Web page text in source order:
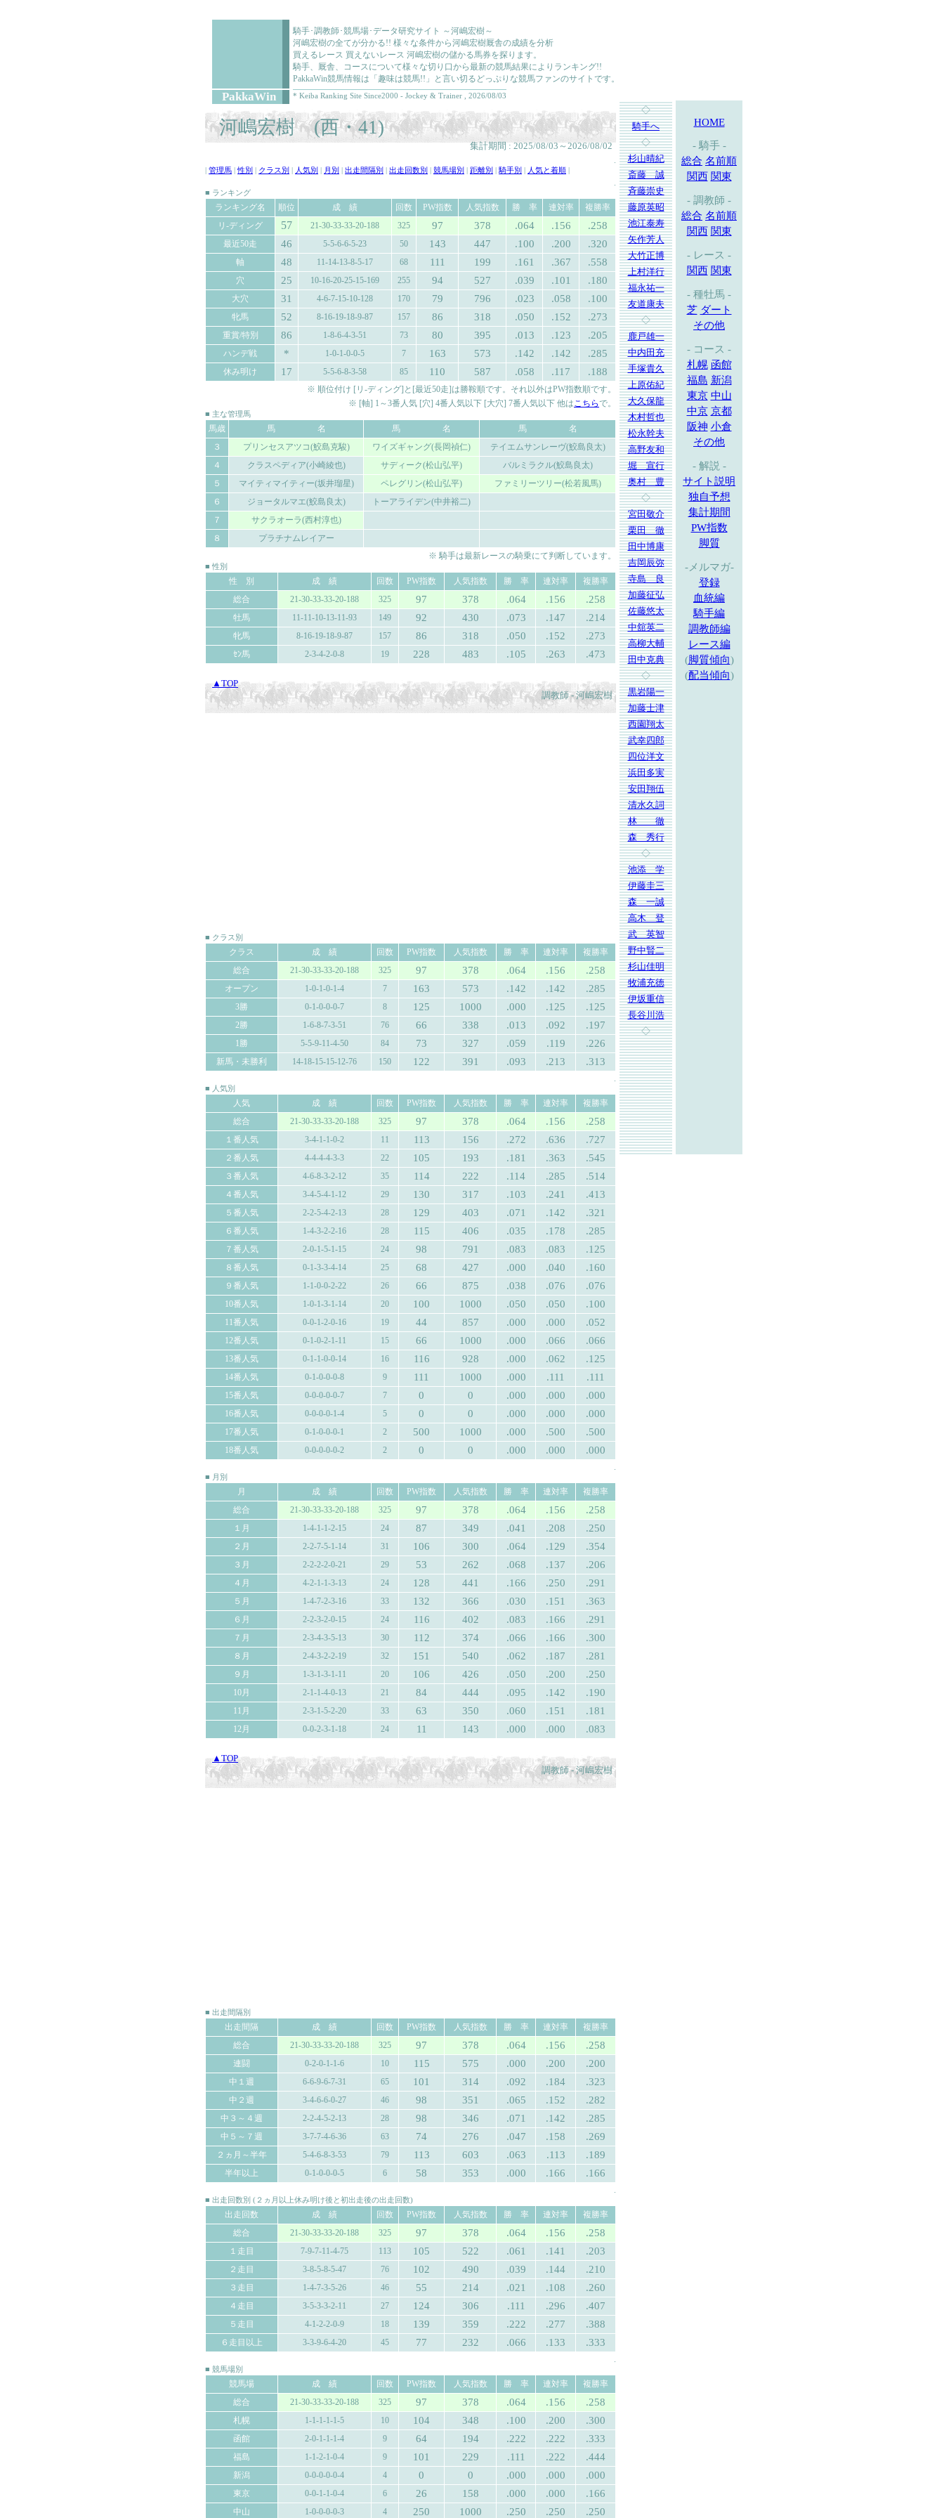
騎手･調教師･競馬場･データ研究サイト ～河嶋宏樹～
河嶋宏樹の全てが分かる!! 様々な条件から河嶋宏樹厩舎の成績を分析
買えるレース 買えないレース 河嶋宏樹の儲かる馬券を探ります。
騎手、厩舎、コースについて様々な切り口から最新の競馬結果によりランキング!!
PakkaWin競馬情報は「趣味は競馬!!」と言い切るどっぷりな競馬ファンのサイトです。
PakkaWin * Keiba Ranking Site Since2000 - Jockey & Trainer , 2026/08/03
河嶋宏樹 (西・41)
集計期間 : 2025/08/03～2026/08/02
.
管理馬 |性別 クラス別 人気別 月別 出走間隔別 出走回数別 競馬場別 距離別 騎手別 人気と着順
.
■ ランキング
ランキング名 順位 成 績 回数 PW指数 人気指数 勝 率 連対率
複勝率
リ-ディング
57 21-30-33-33-20-188 325 97 378 .064 .156 .258
最近50走 46 5-5-6-6-5-23 50 143 447 .100 .200 .320
軸 48 11-14-13-8-5-17 68 111 199 .161 .367 .558
穴 25 10-16-20-25-15-169 255 94 527 .039 .101 .180
大穴 31 4-6-7-15-10-128 170 79 796 .023 .058 .100
牝馬 52 8-16-19-18-9-87 157 86 318 .050 .152 .273
重賞/特別 86 1-8-6-4-3-51 73 80 395 .013 .123 .205
ハンデ戦 * 1-0-1-0-0-5 7 163 573 .142 .142 .285
休み明け 17 5-5-6-8-3-58 85 110 587 .058 .117 .188
※ 順位付け [リ-ディング]と[最近50走]は勝鞍順です。それ以外はPW指数順です。
※ [軸] 1～3番人気 [穴] 4番人気以下 [大穴] 7番人気以下 他はこちらで。
■ 主な管理馬
馬歳 馬 名 馬 名
馬 名
３
プリンセスアツコ(鮫島克駿) ワイズギャング(長岡禎仁)
テイエムサンレーヴ(鮫島良太)
４
クラスペディア(小崎綾也) サディーク(松山弘平)
バルミラクル(鮫島良太)
５
マイティマイティー(坂井瑠星) ペレグリン(松山弘平)
ファミリーツリー(松若風馬)
６
ジョータルマエ(鮫島良太)
トーアライデン(中井裕二)
７
サクラオーラ(西村淳也)
８
プラチナムレイアー
※ 騎手は最新レースの騎乗にて判断しています。
■ 性別
性 別 成 績 回数 PW指数 人気指数 勝 率 連対率
複勝率
総合
21-30-33-33-20-188 325 97 378 .064 .156 .258
牡馬 11-11-10-13-11-93 149 92 430 .073 .147 .214
牝馬 8-16-19-18-9-87 157 86 318 .050 .152 .273
ｾﾝ馬 2-3-4-2-0-8 19 228 483 .105 .263 .473
▲TOP
調教師 - 河嶋宏樹
■ クラス別
クラス 成 績 回数 PW指数 人気指数 勝 率 連対率
複勝率
総合
21-30-33-33-20-188 325 97 378 .064 .156 .258
オープン 1-0-1-0-1-4 7 163 573 .142 .142 .285
3勝 0-1-0-0-0-7 8 125 1000 .000 .125 .125
2勝 1-6-8-7-3-51 76 66 338 .013 .092 .197
1勝 5-5-9-11-4-50 84 73 327 .059 .119 .226
新馬・未勝利 14-18-15-15-12-76 150 122 391 .093 .213 .313
.
■ 人気別
人気 成 績 回数 PW指数 人気指数 勝 率 連対率
複勝率
総合
21-30-33-33-20-188 325 97 378 .064 .156 .258
１番人気 3-4-1-1-0-2 11 113 156 .272 .636 .727
２番人気 4-4-4-4-3-3 22 105 193 .181 .363 .545
３番人気 4-6-8-3-2-12 35 114 222 .114 .285 .514
４番人気 3-4-5-4-1-12 29 130 317 .103 .241 .413
５番人気 2-2-5-4-2-13 28 129 403 .071 .142 .321
６番人気 1-4-3-2-2-16 28 115 406 .035 .178 .285
７番人気 2-0-1-5-1-15 24 98 791 .083 .083 .125
８番人気 0-1-3-3-4-14 25 68 427 .000 .040 .160
９番人気 1-1-0-0-2-22 26 66 875 .038 .076 .076
10番人気 1-0-1-3-1-14 20 100 1000 .050 .050 .100
11番人気 0-0-1-2-0-16 19 44 857 .000 .000 .052
12番人気 0-1-0-2-1-11 15 66 1000 .000 .066 .066
13番人気 0-1-1-0-0-14 16 116 928 .000 .062 .125
14番人気 0-1-0-0-0-8 9 111 1000 .000 .111 .111
15番人気 0-0-0-0-0-7 7 0 0 .000 .000 .000
16番人気 0-0-0-0-1-4 5 0 0 .000 .000 .000
17番人気 0-1-0-0-0-1 2 500 1000 .000 .500 .500
18番人気 0-0-0-0-0-2 2 0 0 .000 .000 .000
.
■ 月別
月 成 績 回数 PW指数 人気指数 勝 率 連対率
複勝率
総合
21-30-33-33-20-188 325 97 378 .064 .156 .258
１月 1-4-1-1-2-15 24 87 349 .041 .208 .250
２月 2-2-7-5-1-14 31 106 300 .064 .129 .354
３月 2-2-2-2-0-21 29 53 262 .068 .137 .206
４月 4-2-1-1-3-13 24 128 441 .166 .250 .291
５月 1-4-7-2-3-16 33 132 366 .030 .151 .363
６月 2-2-3-2-0-15 24 116 402 .083 .166 .291
７月 2-3-4-3-5-13 30 112 374 .066 .166 .300
８月 2-4-3-2-2-19 32 151 540 .062 .187 .281
９月 1-3-1-3-1-11 20 106 426 .050 .200 .250
10月 2-1-1-4-0-13 21 84 444 .095 .142 .190
11月 2-3-1-5-2-20 33 63 350 .060 .151 .181
12月 0-0-2-3-1-18 24 11 143 .000 .000 .083
▲TOP
調教師 - 河嶋宏樹
■ 出走間隔別
出走間隔 成 績 回数 PW指数 人気指数 勝 率 連対率
複勝率
総合
21-30-33-33-20-188 325 97 378 .064 .156 .258
連闘 0-2-0-1-1-6 10 115 575 .000 .200 .200
中１週 6-6-9-6-7-31 65 101 314 .092 .184 .323
中２週 3-4-6-6-0-27 46 98 351 .065 .152 .282
中３～４週 2-2-4-5-2-13 28 98 346 .071 .142 .285
中５～７週 3-7-7-4-6-36 63 74 276 .047 .158 .269
２ヵ月～半年 5-4-6-8-3-53 79 113 603 .063 .113 .189
半年以上 0-1-0-0-0-5 6 58 353 .000 .166 .166
.
■ 出走回数別 (２ヵ月以上休み明け後と初出走後の出走回数)
出走回数 成 績 回数 PW指数 人気指数 勝 率 連対率
複勝率
総合
21-30-33-33-20-188 325 97 378 .064 .156 .258
１走目 7-9-7-11-4-75 113 105 522 .061 .141 .203
２走目 3-8-5-8-5-47 76 102 490 .039 .144 .210
３走目 1-4-7-3-5-26 46 55 214 .021 .108 .260
４走目 3-5-3-3-2-11 27 124 306 .111 .296 .407
５走目 4-1-2-2-0-9 18 139 359 .222 .277 .388
６走目以上 3-3-9-6-4-20 45 77 232 .066 .133 .333
.
■ 競馬場別
競馬場 成 績 回数 PW指数 人気指数 勝 率 連対率
複勝率
総合
21-30-33-33-20-188 325 97 378 .064 .156 .258
札幌 1-1-1-1-1-5 10 104 348 .100 .200 .300
函館 2-0-1-1-1-4 9 64 194 .222 .222 .333
福島 1-1-2-1-0-4 9 101 229 .111 .222 .444
新潟 0-0-0-0-0-4 4 0 0 .000 .000 .000
東京 0-0-1-1-0-4 6 26 158 .000 .000 .166
中山 1-0-0-0-0-3 4 250 1000 .250 .250 .250
◇
騎手へ
◇
杉山晴紀
斎藤 誠
斉藤崇史
藤原英昭
池江泰寿
矢作芳人
大竹正博
上村洋行
福永祐一
友道康夫
◇
鹿戸雄一
中内田充
手塚貴久
上原佑紀
大久保龍
木村哲也
松永幹夫
高野友和
堀 宣行
奥村 豊
◇
宮田敬介
栗田 徹
田中博康
吉岡辰弥
寺島 良
加藤征弘
佐藤悠太
中舘英二
高柳大輔
田中克典
◇
黒岩陽一
加藤士津
西園翔太
武幸四郎
四位洋文
浜田多実
安田翔伍
清水久詞
林 徹
森 秀行
◇
池添 学
伊藤圭三
森 一誠
高木 登
武 英智
野中賢二
杉山佳明
牧浦充徳
伊坂重信
長谷川浩
◇
HOME
- 騎手 -
総合 名前順
関西 関東
- 調教師 -
総合 名前順
関西 関東
- レース -
関西 関東
- 種牡馬 -
芝 ダート
その他
- コース -
札幌 函館
福島 新潟
東京 中山
中京 京都
阪神 小倉
その他
- 解説 -
サイト説明
独自予想
集計期間
PW指数
脚質
-メルマガ-
登録
血統編
騎手編
調教師編
レース編
(脚質傾向)
(配当傾向)